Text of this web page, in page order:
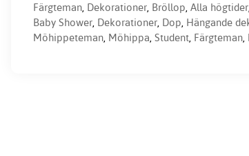
Färgteman, Dekorationer, Bröllop, Alla högtider,
Baby Shower, Dekorationer, Dop, Hängande
Möhippeteman, Möhippa, Student, Färgteman,